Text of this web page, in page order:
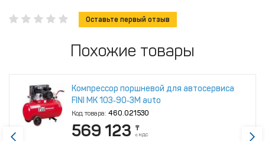
Оставьте первый отзыв
Похожие товары
Компрессор поршневой для автосервиса
FINI MK 103‑90‑3M auto
Код товара: 460.021530
569 123 ₸
с НДС